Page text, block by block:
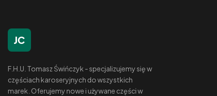
JC
F.H.U. Tomasz Świńczyk - specjalizujemy się w
częściach karoseryjnych do wszystkich
marek. Oferujemy nowe i używane części w